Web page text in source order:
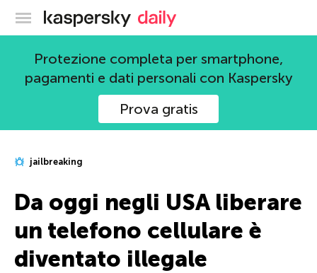
Blog ufficiale di Kaspersky
Protezione completa per smartphone,
pagamenti e dati personali con Kaspersky
Prova gratis
jailbreaking
Da oggi negli USA liberare
un telefono cellulare è
diventato illegale